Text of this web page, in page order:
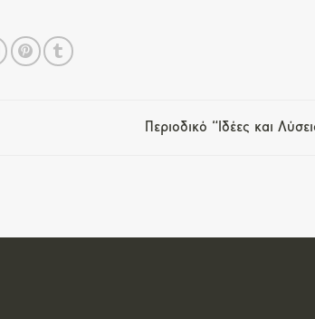
Περιοδικό “Ιδέες και